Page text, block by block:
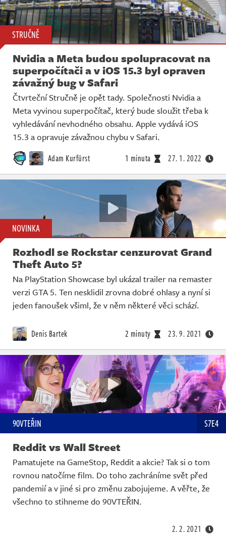
STRUČNĚ
Nvidia a Meta budou spolupracovat na
superpočítači a v iOS 15.3 byl opraven
závažný bug v Safari
Čtvrteční Stručně je opět tady. Společnosti Nvidia a
Meta vyvinou superpočítač, který bude sloužit třeba k
vyhledávání nevhodného obsahu. Apple vydává iOS
15.3 a opravuje závažnou chybu v Safari.
Adam Kurfürst 1 minuta 27. 1. 2022
NOVINKA
Rozhodl se Rockstar cenzurovat Grand
Theft Auto 5?
Na PlayStation Showcase byl ukázal trailer na remaster
verzi GTA 5. Ten nesklidil zrovna dobré ohlasy a nyní si
jeden fanoušek všiml, že v něm některé věci schází.
Denis Bartek 2 minuty 23. 9. 2021
90VTEŘIN S7E4
Reddit vs Wall Street
Pamatujete na GameStop, Reddit a akcie? Tak si o tom
rovnou natočíme film. Do toho zachráníme svět před
pandemií a v jiné si pro změnu zabojujeme. A věřte, že
všechno to stihneme do 90VTEŘIN.
2. 2. 2021